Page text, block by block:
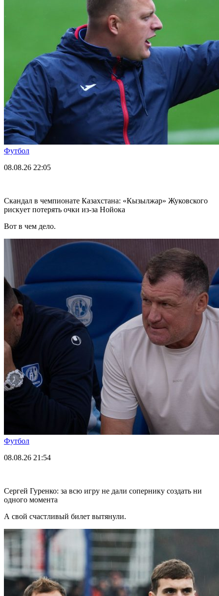
Футбол
08.08.26 22:05
Скандал в чемпионате Казахстана: «Кызылжар» Жуковского
рискует потерять очки из-за Нойока
Вот в чем дело.
Футбол
08.08.26 21:54
Сергей Гуренко: за всю игру не дали сопернику создать ни
одного момента
А свой счастливый билет вытянули.